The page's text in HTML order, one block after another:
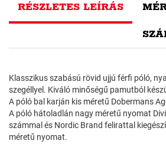
RÉSZLETES LEÍRÁS
Klasszikus szabású rövid ujjú férfi póló,
szegéllyel. Kiváló minőségű pamutból
A póló bal karján kis méretű Dobermans
A póló hátoladlán nagy méretű nyomat
számmal és Nordic Brand felirattal
méretű nyomat.